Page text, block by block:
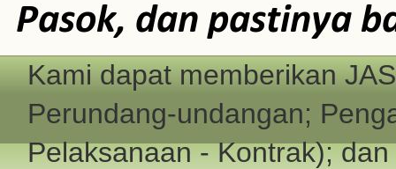
Pasok, dan pastinya
Kami dapat memberikan
Perundang-undangan;
Pelaksanaan - Kontrak);